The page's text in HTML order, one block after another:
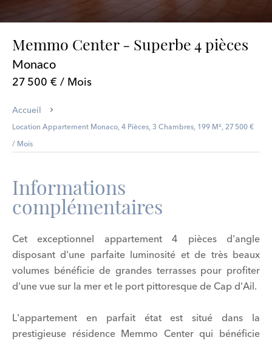
Memmo Center - Superbe 4 pièces
Monaco
27 500 € / Mois
Accueil
Location Appartement Monaco, 4 Pièces, 3 Chambres, 199 M², 27 500 €
/ Mois
Informations
complémentaires
Cet exceptionnel appartement 4 pièces d'angle
disposant d'une parfaite luminosité et de très beaux
volumes bénéficie de grandes terrasses pour profiter
d'une vue sur la mer et le port pittoresque de Cap d'Ail.
L'appartement en parfait état est situé dans la
prestigieuse résidence Memmo Center qui bénéficie